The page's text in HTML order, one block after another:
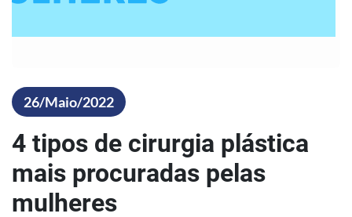
26/Maio/2022
4 tipos de cirurgia plástica
mais procuradas pelas
mulheres